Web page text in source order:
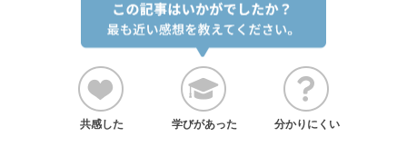
共感した 学びがあった 分かりにくい